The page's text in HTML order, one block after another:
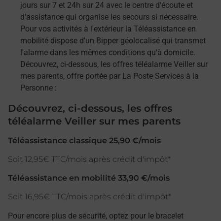
jours sur 7 et 24h sur 24 avec le centre d'écoute et
d'assistance qui organise les secours si nécessaire.
Pour vos activités à l'extérieur la Téléassistance en
mobilité dispose d'un Bipper géolocalisé qui transmet
l'alarme dans les mêmes conditions qu'à domicile.
Découvrez, ci-dessous, les offres téléalarme Veiller sur
mes parents, offre portée par La Poste Services à la
Personne :
Découvrez, ci-dessous, les offres
téléalarme Veiller sur mes parents
Téléassistance classique 25,90 €/mois
Soit 12,95€ TTC/mois après crédit d'impôt*
Téléassistance en mobilité 33,90 €/mois
Soit 16,95€ TTC/mois après crédit d'impôt*
Pour encore plus de sécurité, optez pour le bracelet